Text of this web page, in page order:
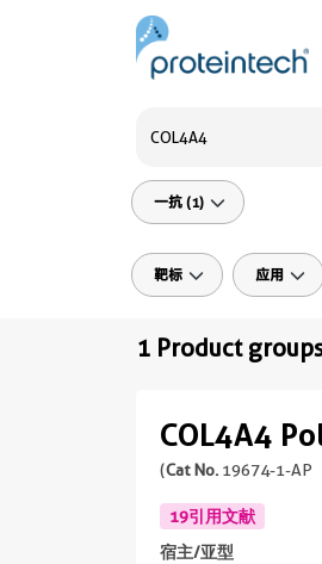
一抗 (1)
靶标 应用
1 Product
COL4A4
(Cat No. 19674-1-AP
19引用文献
宿主/亚型